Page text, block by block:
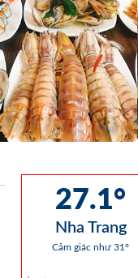
QUYẾT
Điều Chỉnh
Theo
Ngày 07/
QUYẾT
Công Khai
Chi Ngân
Dự Thảo
Thu Phát
Phát Triển
Xác Định
Thặng Dư
Đến Giá
Thể Trên